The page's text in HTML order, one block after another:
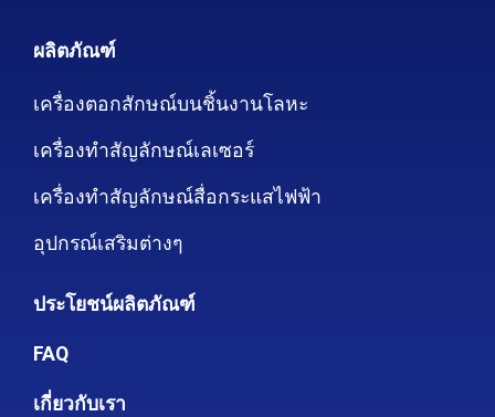
ผลิตภัณฑ์
เครื่องตอกสักษณ์บนชิ้นงานโลหะ
เครื่องทำสัญลักษณ์เลเซอร์
เครื่องทำสัญลักษณ์สื่อกระแสไฟฟ้า
อุปกรณ์เสริมต่างๆ
ประโยชน์ผลิตภัณฑ์
FAQ
เกี่ยวกับเรา